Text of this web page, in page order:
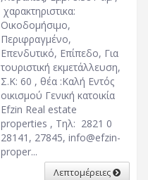
χαρακτηριστικα:
Οικοδομήσιμο,
Περιφραγμένο,
Επενδυτικό, Επίπεδο, Για
τουριστική εκμετάλλευση,
Σ.Κ: 60 , θέα :Καλή Εντός
οικισμού Γενική κατοικία
Efzin Real estate
properties , Τηλ: 2821 0
28141, 27845, info@efzin-
proper...
Λεπτομέρειες